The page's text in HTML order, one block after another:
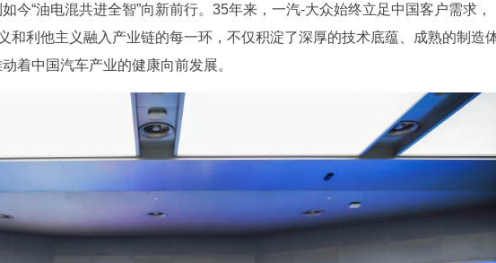
今“油电混共进全智”向新前行。35年来，一汽-大众始终立足中国客户需求，
和利他主义融入产业链的每一环，不仅积淀了深厚的技术底蕴、成熟的制造
着中国汽车产业的健康向前发展。